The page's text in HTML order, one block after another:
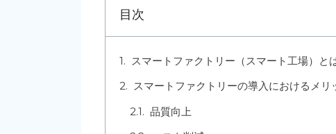
目次
スマートファクトリー（スマート工場）と
スマートファクトリーの導入におけるメリ
品質向上